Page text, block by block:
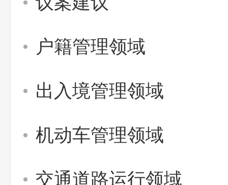
户籍管理领域
出入境管理领域
机动车管理领域
交通道路运行领域